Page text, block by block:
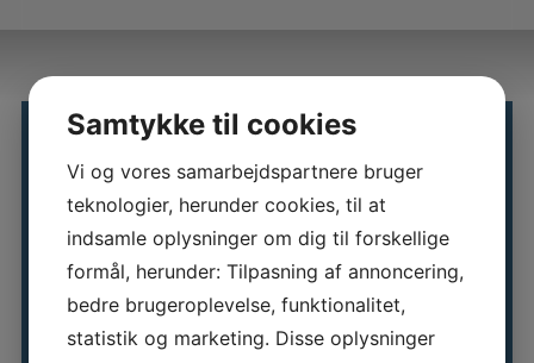
SE ALLE VORES
KURSER
Kursuskalender
Samtykke til cookies
Vi og vores samarbejdspartnere bruger
teknologier, herunder cookies, til at
indsamle oplysninger om dig til forskellige
formål, herunder: Tilpasning af annoncering,
bedre brugeroplevelse, funktionalitet,
statistik og marketing. Disse oplysninger